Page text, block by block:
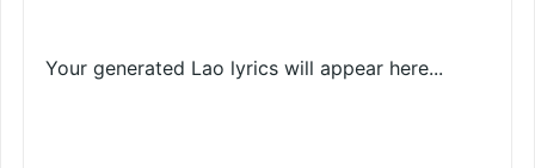
Your generated Lao lyrics will appear here...